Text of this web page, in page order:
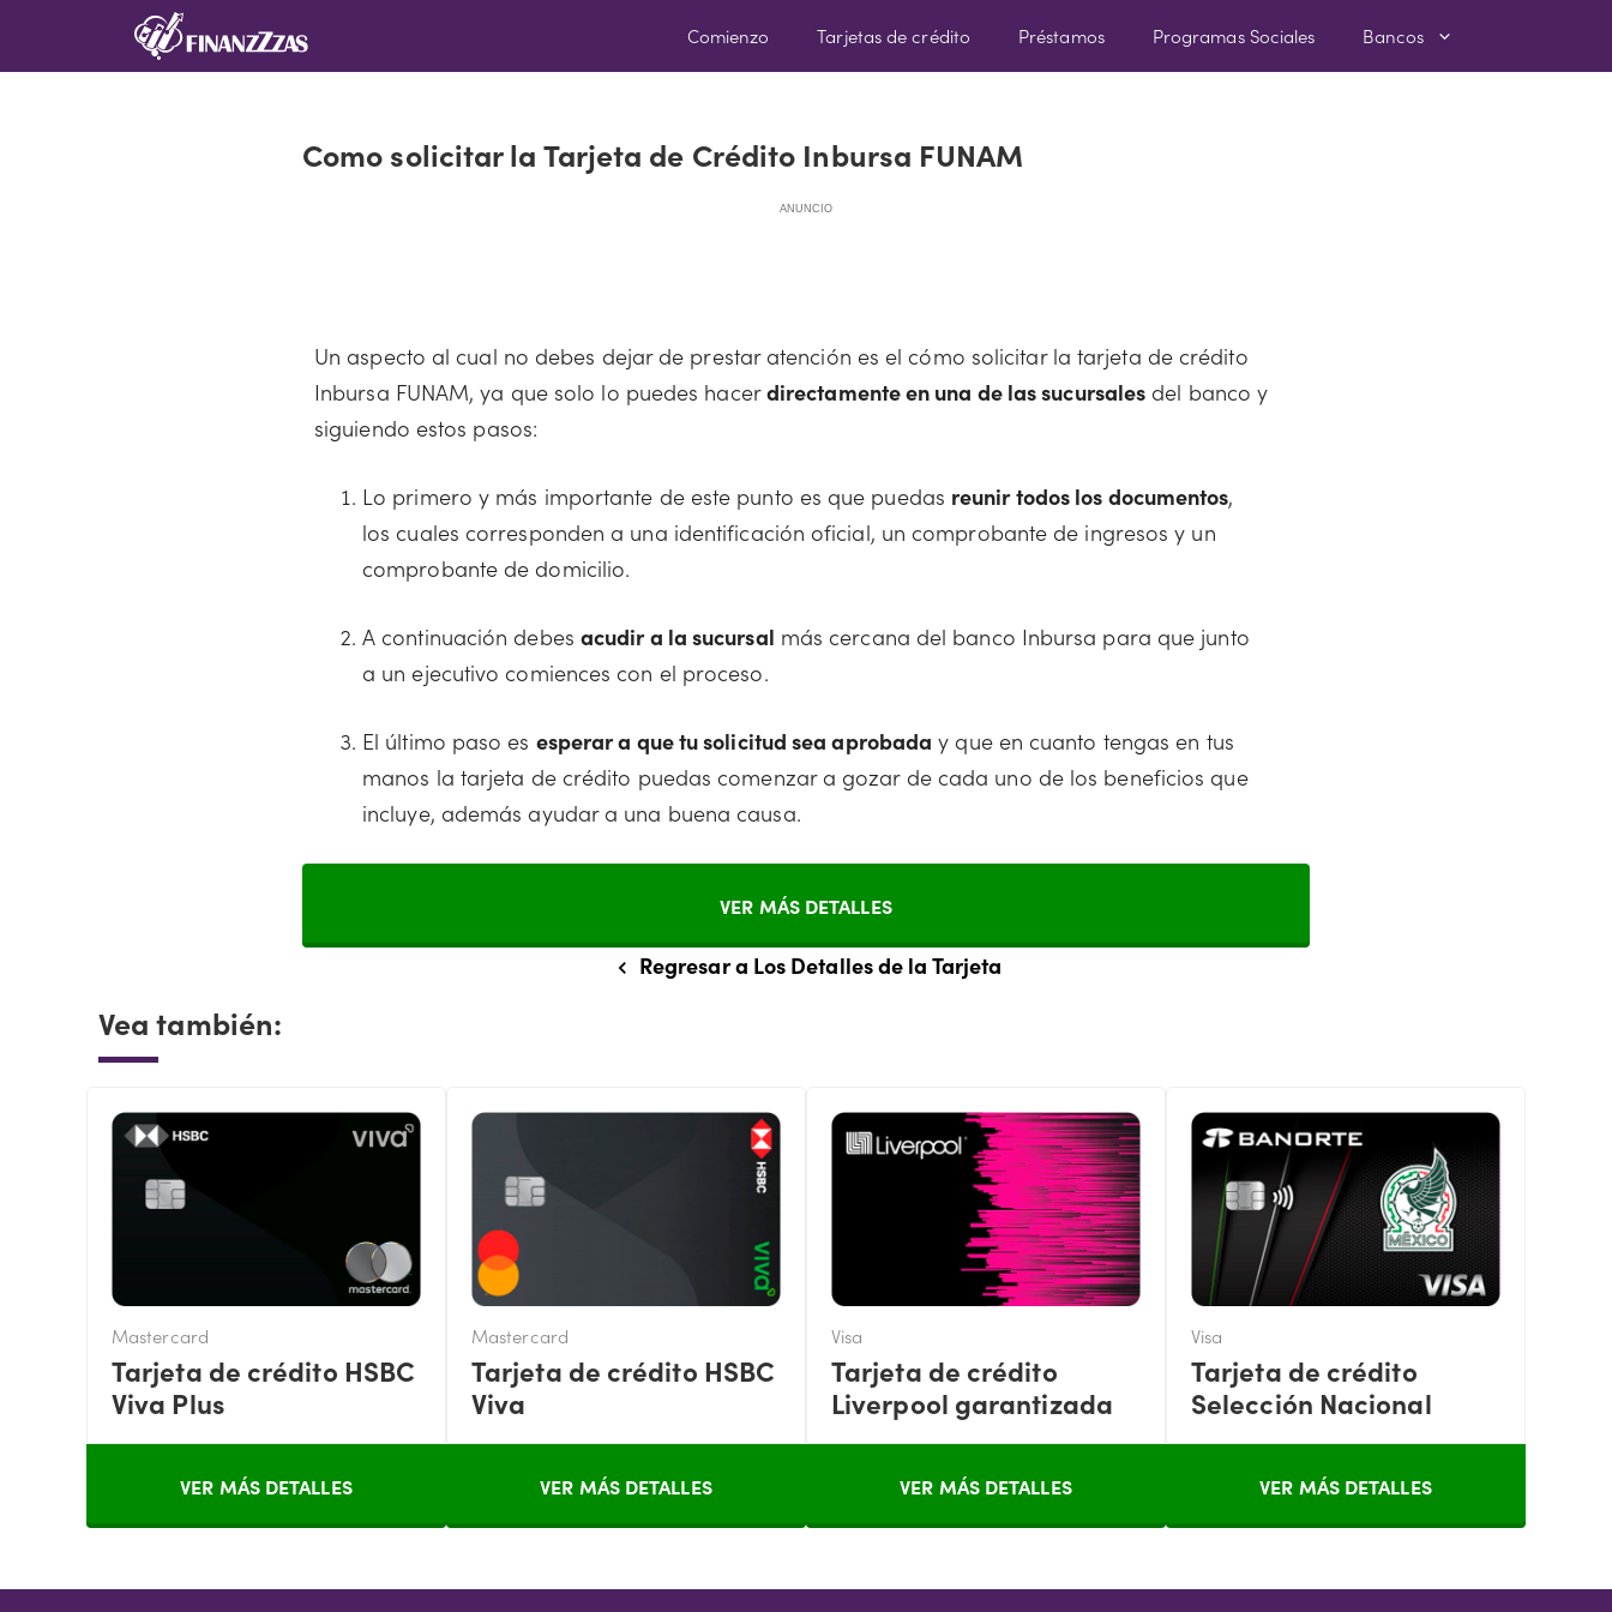
Comienzo Tarjetas de crédito Préstamos Programas Sociales Bancos
Como solicitar la Tarjeta de Crédito Inbursa FUNAM
ANUNCIO
Un aspecto al cual no debes dejar de prestar atención es el cómo solicitar la tarjeta de crédito
Inbursa FUNAM, ya que solo lo puedes hacerdirectamente en una de las sucursales del banco y
siguiendo estos pasos:
Lo primero y más importante de este punto es que puedas reunir todos los documentos,
los cuales corresponden a una identificación oficial, un comprobante de ingresos y un
comprobante de domicilio.
A continuación debes acudir a la sucursal más cercana del banco Inbursa para que junto
a un ejecutivo comiences con el proceso.
El último paso es esperar a que tu solicitud sea aprobada y que en cuanto tengas en tus
manos la tarjeta de crédito puedas comenzar a gozar de cada uno de los beneficios que
incluye, además ayudar a una buena causa.
VER MÁS DETALLES
Regresar a Los Detalles de la Tarjeta
Vea también:
Mastercard
Tarjeta de crédito HSBC
Viva Plus
VER MÁS DETALLES
Mastercard
Tarjeta de crédito HSBC
Viva
VER MÁS DETALLES
Visa
Tarjeta de crédito
Liverpool garantizada
VER MÁS DETALLES
Visa
Tarjeta de crédito
Selección Nacional
VER MÁS DETALLES